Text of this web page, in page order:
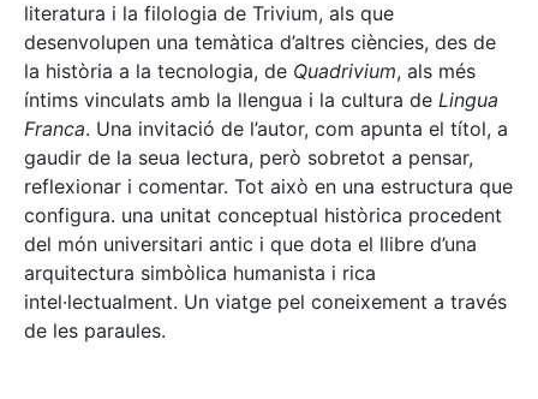
literatura i la filologia de Trivium, als que
desenvolupen una temàtica d’altres ciències, des de
la història a la tecnologia, de Quadrivium, als més
íntims vinculats amb la llengua i la cultura de Lingua
Franca. Una invitació de l’autor, com apunta el títol, a
gaudir de la seua lectura, però sobretot a pensar,
reflexionar i comentar. Tot això en una estructura que
configura. una unitat conceptual històrica procedent
del món universitari antic i que dota el llibre d’una
arquitectura simbòlica humanista i rica
intel·lectualment. Un viatge pel coneixement a través
de les paraules.